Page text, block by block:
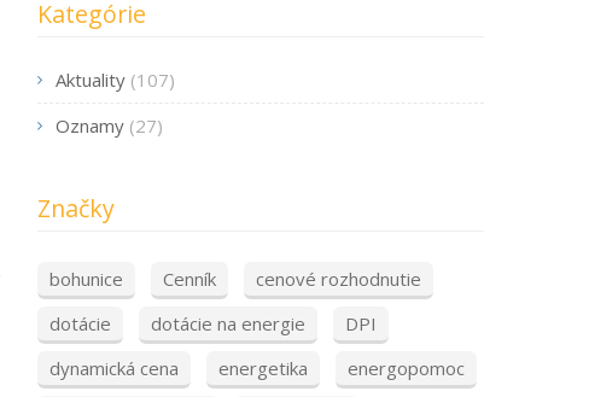
Kategórie
Aktuality (107)
Oznamy (27)
Značky
bohunice Cenník
cenové rozhodnutie
dotácie
dotácie na energie
DPI
dynamická cena
energetika
energopomoc